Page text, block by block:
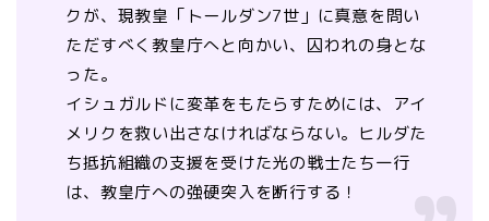
クが、現教皇「トールダン7世」に真意を問い
ただすべく教皇庁へと向かい、囚われの身とな
った。
イシュガルドに変革をもたらすためには、アイ
メリクを救い出さなければならない。ヒルダた
ち抵抗組織の支援を受けた光の戦士たち一行
は、教皇庁への強硬突入を断行する！